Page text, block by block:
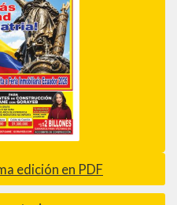
edición en PDF